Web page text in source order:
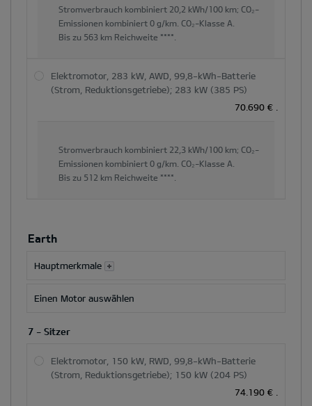
Stromverbrauch kombiniert 20,2 kWh/100 km; CO₂-
Emissionen kombiniert 0 g/km. CO₂-Klasse A.
Bis zu 563 km Reichweite ****.
Elektromotor, 283 kW, AWD, 99,8-kWh-Batterie
(Strom, Reduktionsgetriebe); 283 kW (385 PS)
70.690 €
Stromverbrauch kombiniert 22,3 kWh/100 km; CO₂-
Emissionen kombiniert 0 g/km. CO₂-Klasse A.
Bis zu 512 km Reichweite ****.
Earth
Hauptmerkmale
Einen Motor auswählen
7 - Sitzer
Elektromotor, 150 kW, RWD, 99,8-kWh-Batterie
(Strom, Reduktionsgetriebe); 150 kW (204 PS)
74.190 €